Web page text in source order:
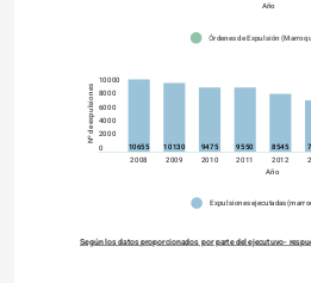
Año
Órdenes de Expulsión
10000
8000
6000
4000
2000
0
2008
2009 2010 2011 2012
10655 10130 9475 9550 8545
Nº de expulsiones
Año
Expulsiones ejecutadas
Según los datos proporcionados por parte del ejecutuvo-